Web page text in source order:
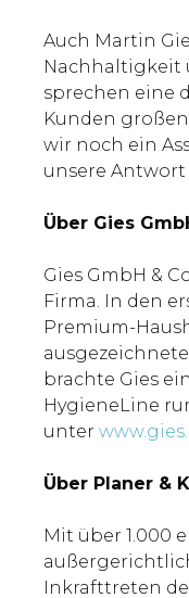
Auch Martin
Nachhaltigkeit
sprechen eine
Kunden
wir noch ein
unsere Antwort
Über Gies
Gies GmbH &
Firma. In den
Premium-
brachte Gies
HygieneLine
unter
Über Planer &
Mit über 1.000
Inkrafttreten